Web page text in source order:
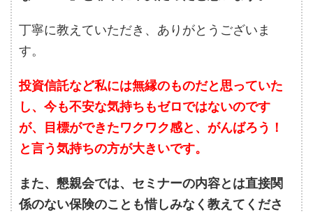
丁寧に教えていただき、ありがとうございま
す。
投資信託など私には無縁のものだと思っていた
し、今も不安な気持ちもゼロではないのです
が、目標ができたワクワク感と、がんばろう！
と言う気持ちの方が大きいです。
また、懇親会では、セミナーの内容とは直接関
係のない保険のことも惜しみなく教えてくださ